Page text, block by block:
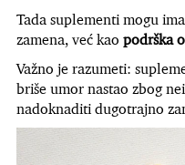
Tada suplementi mogu
zamena, već kao podrška
Važno je razumeti:
briše umor nastao zbog
nadoknaditi dugotrajno